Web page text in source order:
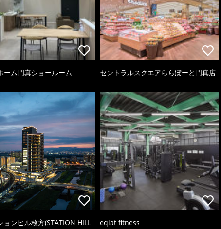
ーム門真ショールーム セントラルスクエアららぽーと門真店
ョンヒル枚方(STATION HILL
eqlat fitness